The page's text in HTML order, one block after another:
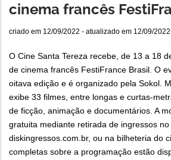
cinema francês
criado em 12/09/2022 - atualizado em 12/09/
O Cine Santa Tereza recebe, de 13 a 18
de cinema francês FestiFrance Brasil. O
oitava edição e é organizado pela Sokol.
exibe 33 filmes, entre longas e curtas-
de ficção, animação e documentários. A
gratuita mediante retirada de ingressos no
diskingressos.com.br, ou na bilheteria do
completas sobre a programação estão